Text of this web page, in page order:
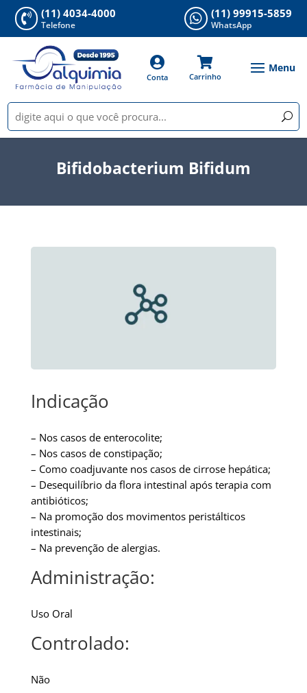
 (11) 4034-4000
Telefone  (11) 99915-5859
WhatsApp

Conta

Carrinho
Bifidobacterium Bifidum
Indicação
– Nos casos de enterocolite;
– Nos casos de constipação;
– Como coadjuvante nos casos de cirrose hepática;
– Desequilíbrio da flora intestinal após terapia com
antibióticos;
– Na promoção dos movimentos peristálticos
intestinais;
– Na prevenção de alergias.
Administração:
Uso Oral
Controlado:
Não